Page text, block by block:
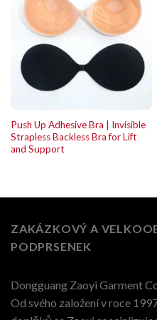
Push Up Adhesive Bra | Invisible
Strapless Backless Bra for Lift
and Support
ZAKÁZKOVÝ A
PODPRSENEK
Dongguang Zaoyi Garment
Od svého založení v roce